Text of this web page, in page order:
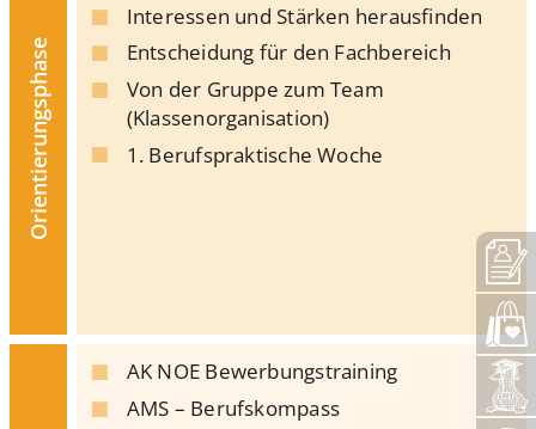
Orientierungsphase
Interessen und Stärken herausfinden
Entscheidung für den Fachbereich
Von der Gruppe zum Team
(Klassenorganisation)
1. Berufspraktische Woche
AK NOE Bewerbungstraining
AMS – Berufskompass